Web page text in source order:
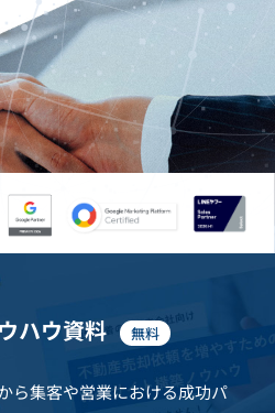
ハウ資料 無料
ら集客や営業における成功パ